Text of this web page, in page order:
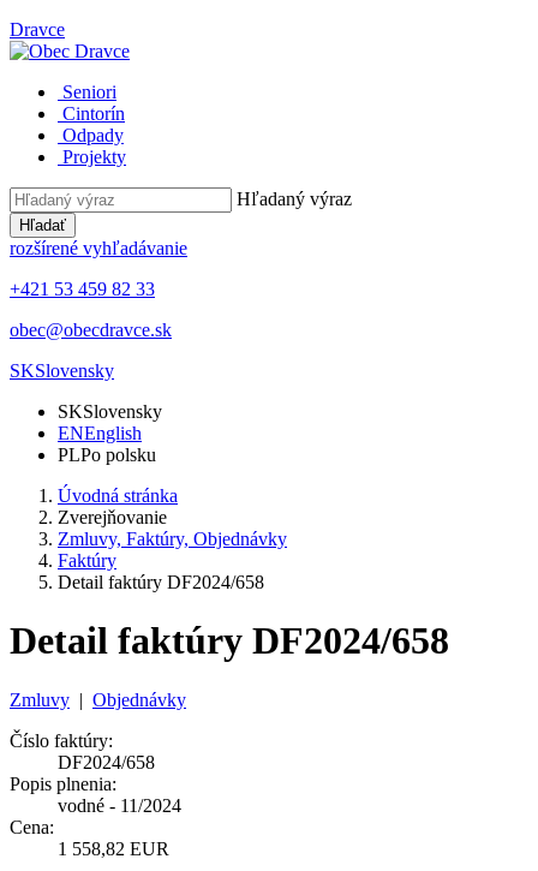
Dravce
Seniori
Cintorín
Odpady
Projekty
Hľadaný výraz
Hľadať
rozšírené vyhľadávanie
+421 53 459 82 33
obec@obecdravce.sk
SKSlovensky
SKSlovensky
ENEnglish
PLPo polsku
Úvodná stránka
Zverejňovanie
Zmluvy, Faktúry, Objednávky
Faktúry
Detail faktúry DF2024/658
Detail faktúry DF2024/658
Zmluvy | Objednávky
Číslo faktúry:
DF2024/658
Popis plnenia:
vodné - 11/2024
Cena:
1 558,82 EUR